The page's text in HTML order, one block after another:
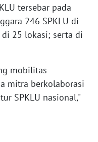
tersebar pada
246 SPKLU di
di 25 lokasi; serta di
mobilitas
mitra berkolaborasi
SPKLU nasional,"